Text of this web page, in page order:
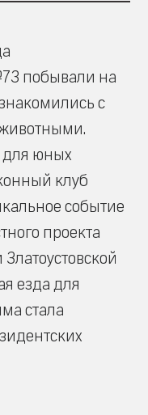
побывали на
с
для юных
клуб
событие
проекта
езда для
стала